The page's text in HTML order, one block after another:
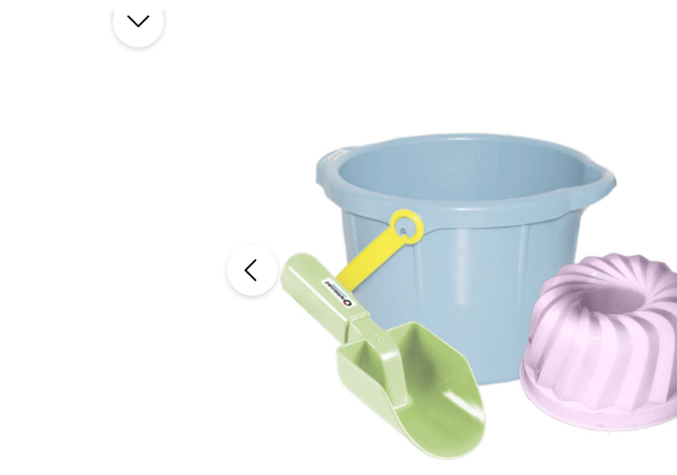
Bildergalerie überspringen